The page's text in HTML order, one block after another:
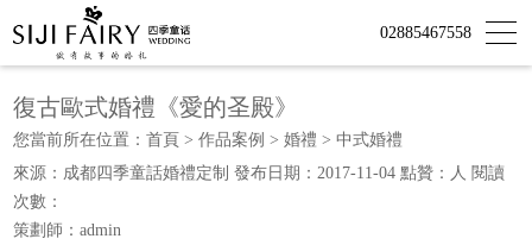
02885467558
復古歐式婚禮《愛的圣殿》
您當前所在位置：首頁 >作品案例 >婚禮 >中式婚禮
來源：成都四季童話婚禮定制 發布日期：2017-11-04 點贊： 人 閱讀
次數：
策劃師：admin